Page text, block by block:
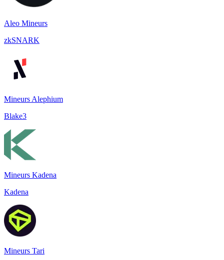
Aleo Mineurs
zkSNARK
Mineurs Alephium
Blake3
Mineurs Kadena
Kadena
Mineurs Tari